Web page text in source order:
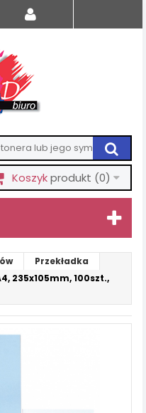
Koszykprodukt (0)
Przekładka
235x105mm, 100szt.,